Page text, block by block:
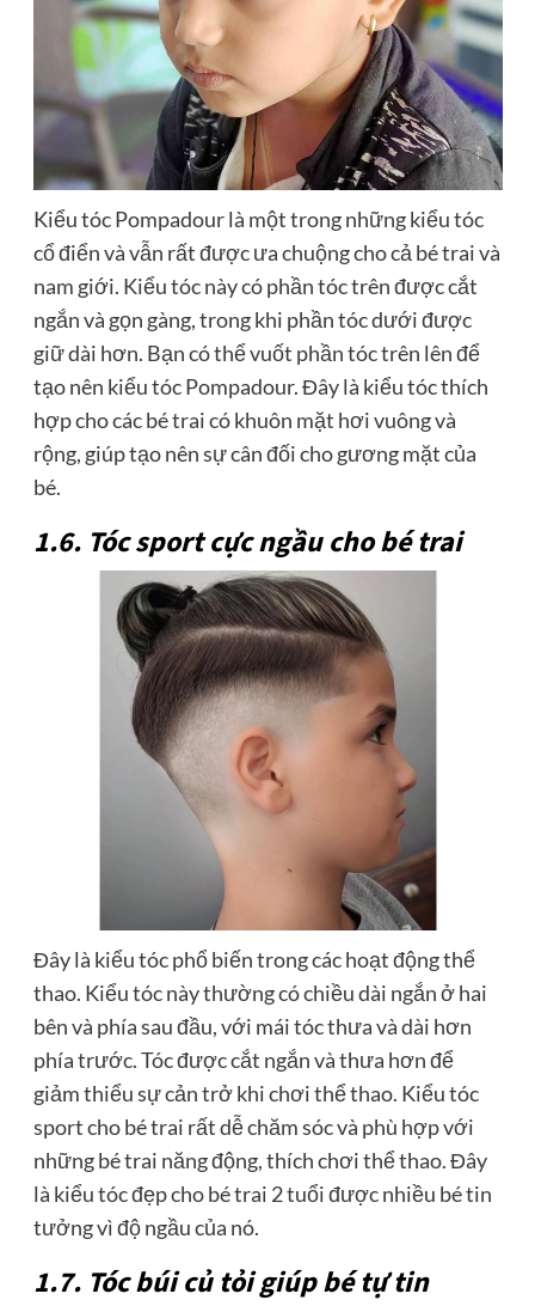
Kiểu tóc Pompadour là một trong những kiểu tóc
cổ điển và vẫn rất được ưa chuộng cho cả bé trai và
nam giới. Kiểu tóc này có phần tóc trên được cắt
ngắn và gọn gàng, trong khi phần tóc dưới được
giữ dài hơn. Bạn có thể vuốt phần tóc trên lên để
tạo nên kiểu tóc Pompadour. Đây là kiểu tóc thích
hợp cho các bé trai có khuôn mặt hơi vuông và
rộng, giúp tạo nên sự cân đối cho gương mặt của
bé.
1.6. Tóc sport cực ngầu cho bé trai
Đây là kiểu tóc phổ biến trong các hoạt động thể
thao. Kiểu tóc này thường có chiều dài ngắn ở hai
bên và phía sau đầu, với mái tóc thưa và dài hơn
phía trước. Tóc được cắt ngắn và thưa hơn để
giảm thiểu sự cản trở khi chơi thể thao. Kiểu tóc
sport cho bé trai rất dễ chăm sóc và phù hợp với
những bé trai năng động, thích chơi thể thao. Đây
là kiểu tóc đẹp cho bé trai 2 tuổi được nhiều bé tin
tưởng vì độ ngầu của nó.
1.7. Tóc búi củ tỏi giúp bé tự tin